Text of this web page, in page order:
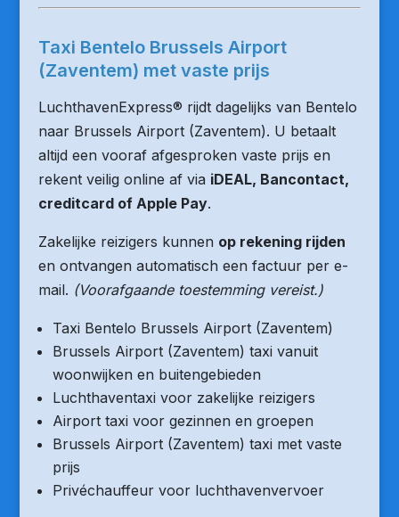
Taxi Bentelo Brussels Airport
(Zaventem) met vaste prijs
LuchthavenExpress® rijdt dagelijks van Bentelo
naar Brussels Airport (Zaventem). U betaalt
altijd een vooraf afgesproken vaste prijs en
rekent veilig online af via iDEAL, Bancontact,
creditcard of Apple Pay.
Zakelijke reizigers kunnen op rekening rijden
en ontvangen automatisch een factuur per e-
mail. (Voorafgaande toestemming vereist.)
Taxi Bentelo Brussels Airport (Zaventem)
Brussels Airport (Zaventem) taxi vanuit
woonwijken en buitengebieden
Luchthaventaxi voor zakelijke reizigers
Airport taxi voor gezinnen en groepen
Brussels Airport (Zaventem) taxi met vaste
prijs
Privéchauffeur voor luchthavenvervoer